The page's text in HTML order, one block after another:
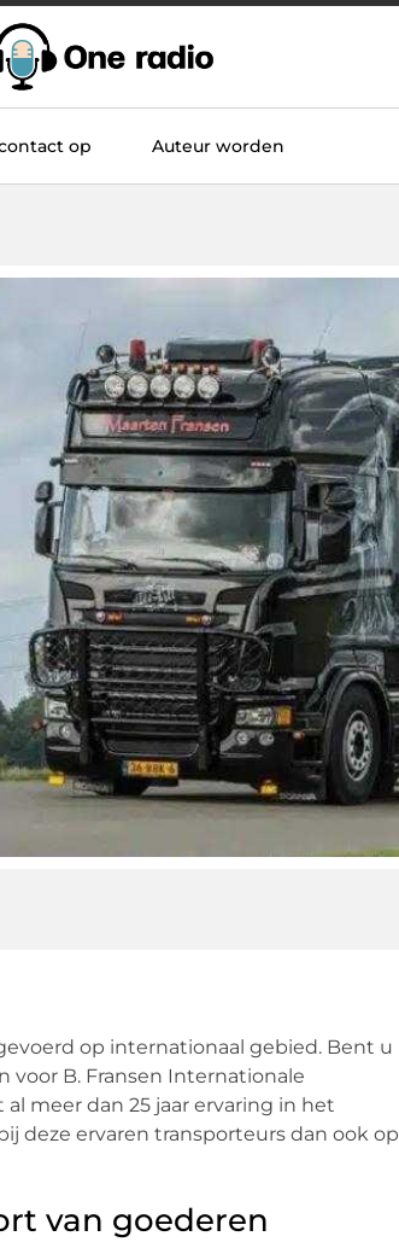
op Auteur worden
op internationaal gebied. Bent u
voor B. Fransen Internationale
meer dan 25 jaar ervaring in het
deze ervaren transporteurs dan ook op
van goederen